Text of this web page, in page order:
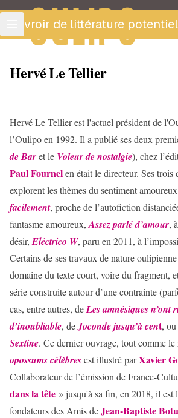
OULIPO
ouvroir de littérature
Hervé Le Tellier
HervéLe Tellierest l'actuel président de
l’Oulipo en 1992. Il a publié ses deux
de Baret le Voleur de nostalgie), chez
PaulFournelen était le directeur. Ses trois
explorent les thèmes du sentiment
facilement, proche de l’autofiction
fantasme amoureux, Assez parlé d’amour,
désir, Eléctrico W, paru en 2011, à
Certains de ses travaux de nature
domaine du texte court, voire du fragment,
série construite autour d’une contrainte
cas, entre autres, deLes amnésiques n’ont
d’inoubliable, deJoconde jusqu’à cent,
Sextine. Ce dernier ouvrage, tout comme le
opossums célèbresest illustré parXavier
Collaborateur de l’émission de France-
dans la tête » jusqu'à sa fin, en 2018, il est
fondateurs des Amis deJean-Baptiste